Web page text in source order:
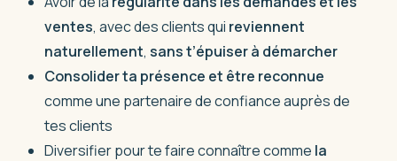
ventes, avec des clients qui reviennent
naturellement, sans t’épuiser à démarcher
Consolider ta présence et être reconnue
comme une partenaire de confiance auprès de
tes clients
Diversifier pour te faire connaître comme la